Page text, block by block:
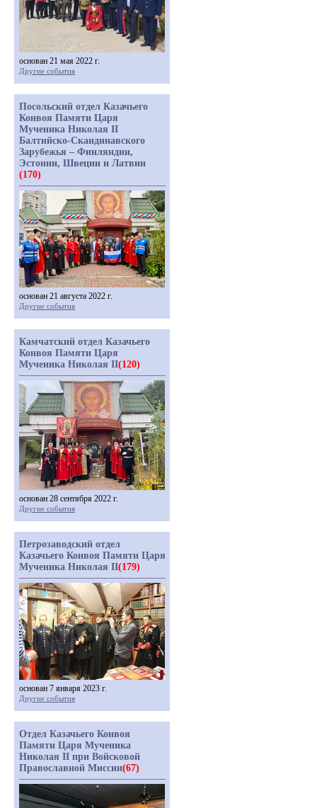
основан 21 мая 2022 г.
Другие события
Посольский отдел Казачьего
Конвоя Памяти Царя
Мученика Николая II
Балтийско-Скандинавского
Зарубежья – Финляндии,
Эстонии, Швеции и Латвии
(170)
основан 21 августа 2022 г.
Другие события
Камчатский отдел Казачьего
Конвоя Памяти Царя
Мученика Николая II(120)
основан 28 сентября 2022 г.
Другие события
Петрозаводский отдел
Казачьего Конвоя Памяти Царя
Мученика Николая II(179)
основан 7 января 2023 г.
Другие события
Отдел Казачьего Конвоя
Памяти Царя Мученика
Николая II при Войсковой
Православной Миссии(67)